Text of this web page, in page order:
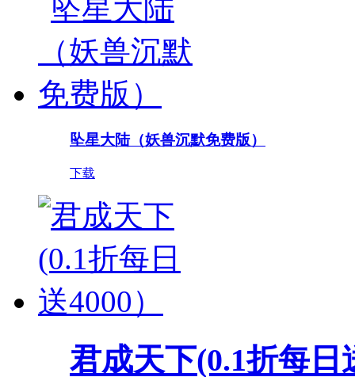
坠星大陆（妖兽沉默免费版）
下载
君成天下(0.1折每日